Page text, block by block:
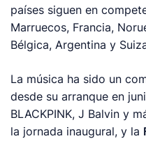
países siguen en
Marruecos, Francia,
Bélgica, Argentina y
La música ha sido un
desde su arranque en
BLACKPINK, J Balvin y
la jornada inaugural, y la